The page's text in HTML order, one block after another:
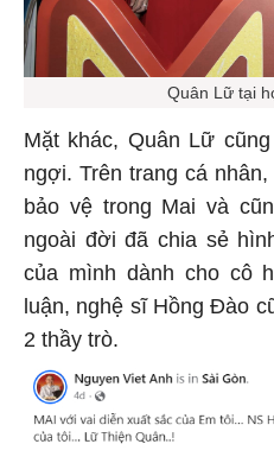
Quân Lữ tại
Mặt khác, Quân Lữ
ngợi. Trên trang cá
bảo vệ trong Mai và
ngoài đời đã chia sẻ
của mình dành cho cô
luận, nghệ sĩ Hồng Đào
2 thầy trò.